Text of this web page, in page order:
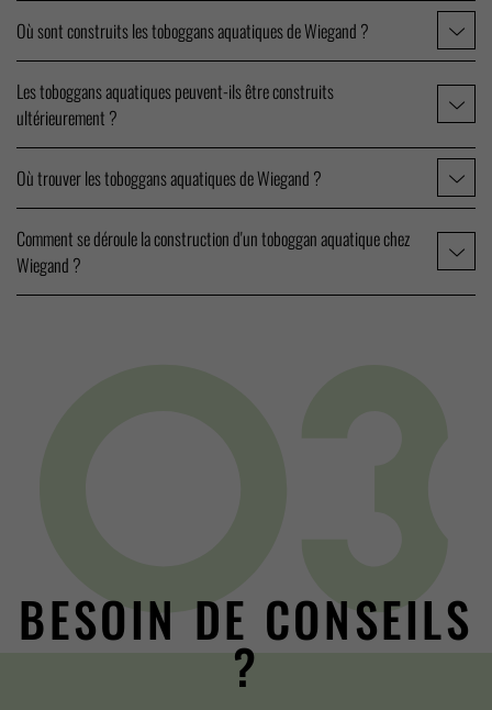
Où sont construits les toboggans aquatiques de Wiegand ?
Les toboggans aquatiques peuvent-ils être construits
ultérieurement ?
Où trouver les toboggans aquatiques de Wiegand ?
Comment se déroule la construction d'un toboggan aquatique chez
Wiegand ?
BESOIN DE CONSEILS
?